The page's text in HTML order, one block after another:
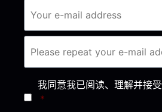
Consent *
我同意我已阅读、理解并接受
*